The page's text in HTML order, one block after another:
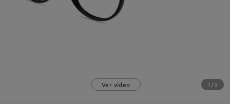
Ver vídeo 1/9